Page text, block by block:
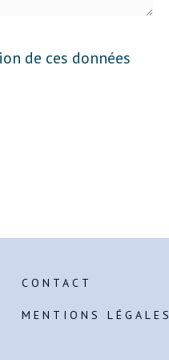
de ces données
CONTACT
MENTIONS LÉGALES